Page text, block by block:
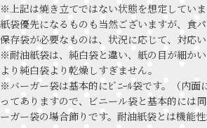
※上記は焼き立てではない状態を想定していま
紙袋優先になるものも当然ございますが、食
保存袋が必要なものは、状況に応じて、対応い
※耐油紙袋は、純白袋と違い、紙の目が細か
より純白袋より乾燥しすぎません。
※バーガー袋は基本的にﾋﾞﾆｰﾙ袋です。（内面
ってありますので、ビニール袋と基本的には
ーガー袋の場合飾りです。耐油紙袋とは機能性